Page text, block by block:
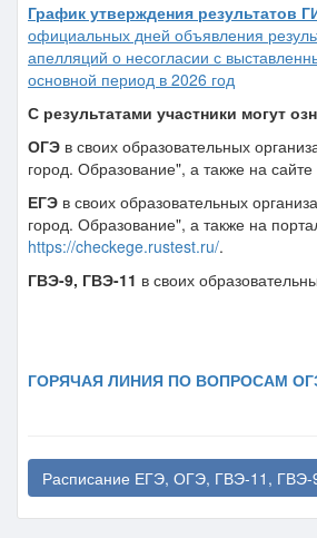
График утверждения результатов
официальных дней объявления
апелляций о несогласии с
основной период в 2026 год
С результатами участники могут
ОГЭ в своих образовательных
город. Образование", а также на сайте
ЕГЭ в своих образовательных
город. Образование", а также на
https://checkege.rustest.ru/.
ГВЭ-9, ГВЭ-11 в своих
ГОРЯЧАЯ ЛИНИЯ ПО ВОПРОСАМ
Расписание ЕГЭ, ОГЭ, ГВЭ-11, ГВЭ-